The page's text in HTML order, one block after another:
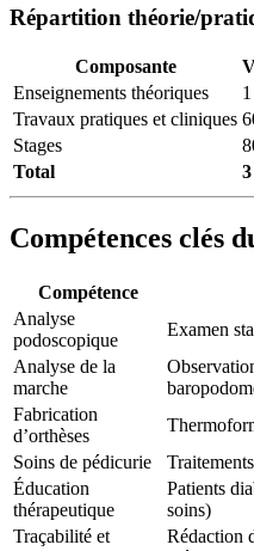
Répartition théorie/
Composante
Enseignements théoriques
Travaux pratiques et cliniques
Stages
Total
Compétences clés
Compétence
Analyse
podoscopique
Examen
Analyse de la
marche
Fabrication
d’orthèses
Soins de pédicurie
Éducation
thérapeutique
Patients
soins)
Traçabilité et
Rédaction